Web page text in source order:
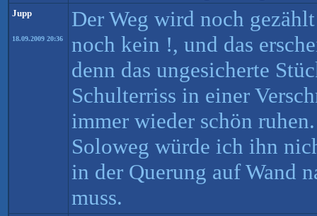
Jupp
18.09.2009 20:36
Der Weg wird noch
noch kein !, und das
denn das ungesicherte
Schulterriss in einer
immer wieder schön
Soloweg würde ich ihn
in der Querung auf Wand
muss.